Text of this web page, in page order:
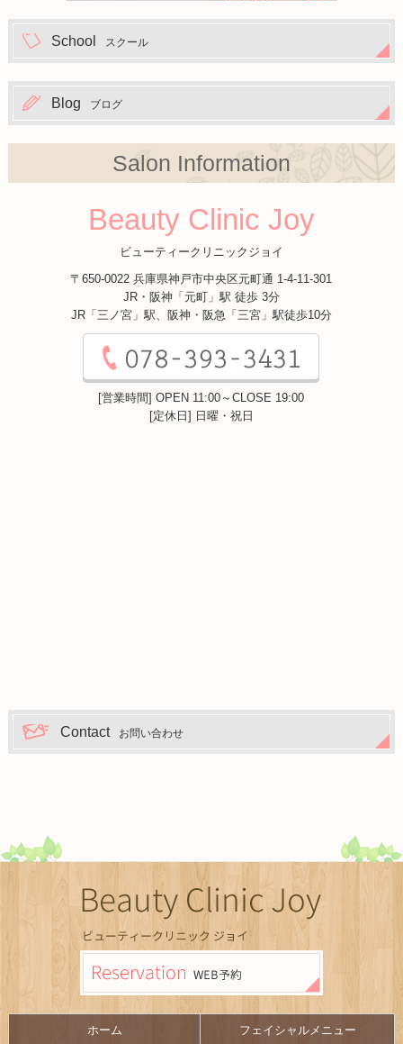
School スクール
Blog ブログ
Salon Information
Beauty Clinic Joy
ビューティークリニックジョイ
〒650-0022 兵庫県神戸市中央区元町通 1-4-11-301
JR・阪神「元町」駅 徒歩 3分
JR「三ノ宮」駅、阪神・阪急「三宮」駅徒歩10分
[営業時間] OPEN 11:00～CLOSE 19:00
[定休日] 日曜・祝日
Contact お問い合わせ
ホーム フェイシャルメニュー